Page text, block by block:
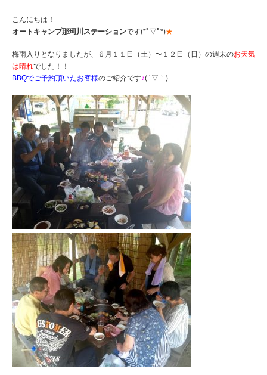
こんにちは！
オートキャンプ那珂川ステーションです(*ﾟ▽ﾟ*)★
梅雨入りとなりましたが、６月１１日（土）〜１２日（日）の週末のお天気
は晴れでした！！
BBQでご予約頂いたお客様のご紹介です♪( ´▽｀)